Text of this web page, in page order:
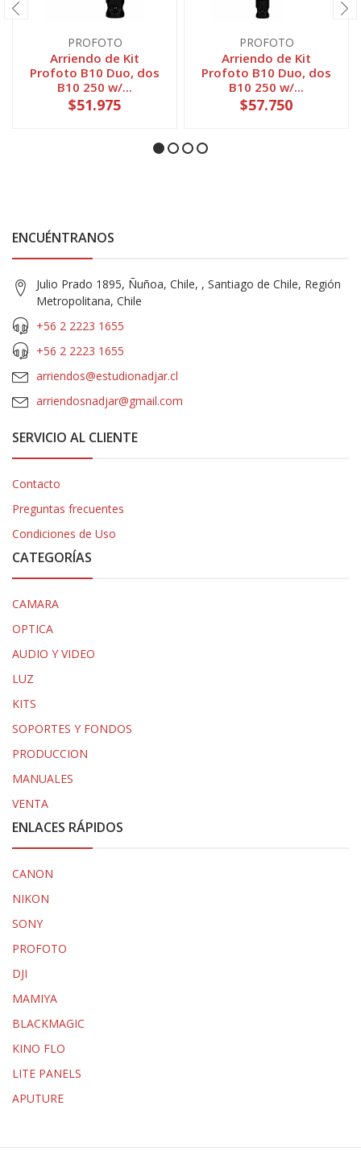
PROFOTO
Arriendo de Kit
Profoto B10 Duo, dos
B10 250 w/...
$51.975
PROFOTO
Arriendo de Kit
Profoto B10 Duo, dos
B10 250 w/...
$57.750
ENCUÉNTRANOS
Julio Prado 1895, Ñuñoa, Chile, , Santiago de Chile, Región
Metropolitana, Chile
+56 2 2223 1655
+56 2 2223 1655
arriendos@estudionadjar.cl
arriendosnadjar@gmail.com
SERVICIO AL CLIENTE
Contacto
Preguntas frecuentes
Condiciones de Uso
CATEGORÍAS
CAMARA
OPTICA
AUDIO Y VIDEO
LUZ
KITS
SOPORTES Y FONDOS
PRODUCCION
MANUALES
VENTA
ENLACES RÁPIDOS
CANON
NIKON
SONY
PROFOTO
DJI
MAMIYA
BLACKMAGIC
KINO FLO
LITE PANELS
APUTURE